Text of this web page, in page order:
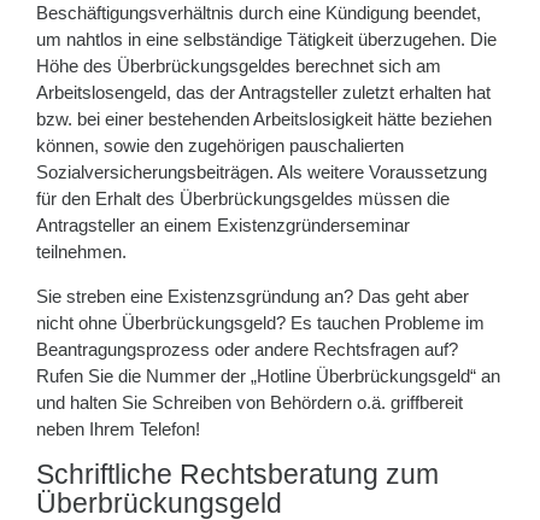
Beschäftigungsverhältnis durch eine Kündigung beendet,
um nahtlos in eine selbständige Tätigkeit überzugehen. Die
Höhe des Überbrückungsgeldes berechnet sich am
Arbeitslosengeld, das der Antragsteller zuletzt erhalten hat
bzw. bei einer bestehenden Arbeitslosigkeit hätte beziehen
können, sowie den zugehörigen pauschalierten
Sozialversicherungsbeiträgen. Als weitere Voraussetzung
für den Erhalt des Überbrückungsgeldes müssen die
Antragsteller an einem Existenzgründerseminar
teilnehmen.
Sie streben eine Existenzsgründung an? Das geht aber
nicht ohne Überbrückungsgeld? Es tauchen Probleme im
Beantragungsprozess oder andere Rechtsfragen auf?
Rufen Sie die Nummer der „Hotline Überbrückungsgeld“ an
und halten Sie Schreiben von Behördern o.ä. griffbereit
neben Ihrem Telefon!
Schriftliche Rechtsberatung zum
Überbrückungsgeld